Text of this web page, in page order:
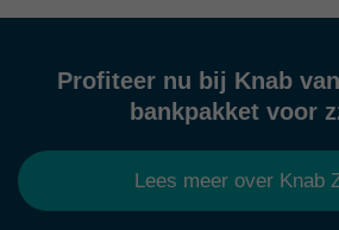
Profiteer nu bij Knab
bankpakket voor
Lees meer over Knab